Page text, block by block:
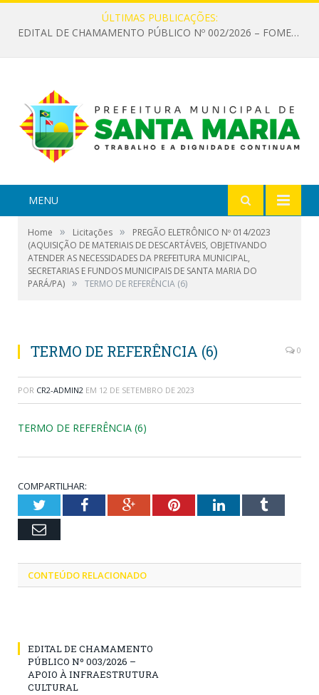
ÚLTIMAS PUBLICAÇÕES:
EDITAL DE CHAMAMENTO PÚBLICO Nº 002/2026 – FOMENTO À EXECUÇÃO DE AÇÕES CULTURAIS
MENU
Home » Licitações »
PREGÃO ELETRÔNICO Nº 014/2023
(AQUISIÇÃO DE MATERIAIS DE DESCARTÁVEIS, OBJETIVANDO
ATENDER AS NECESSIDADES DA PREFEITURA MUNICIPAL,
SECRETARIAS E FUNDOS MUNICIPAIS DE SANTA MARIA DO
PARÁ/PA) » TERMO DE REFERÊNCIA (6)
TERMO DE REFERÊNCIA (6) 0
POR CR2-ADMIN2 EM 12 DE SETEMBRO DE 2023
TERMO DE REFERÊNCIA (6)
COMPARTILHAR:
TwitterFacebookGoogle+PinterestLinkedInTumblr
Email
CONTEÚDO RELACIONADO
EDITAL DE CHAMAMENTO
PÚBLICO Nº 003/2026 –
APOIO À INFRAESTRUTURA
CULTURAL